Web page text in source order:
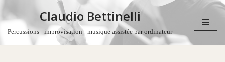
Aller
Claudio Bettinelli
Percussions - improvisation - musique assistée par ordinateur